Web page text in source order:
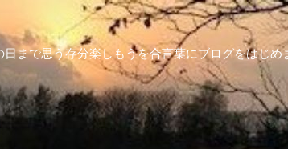
まで思う存分楽しもうを合言葉にブログをはじめ